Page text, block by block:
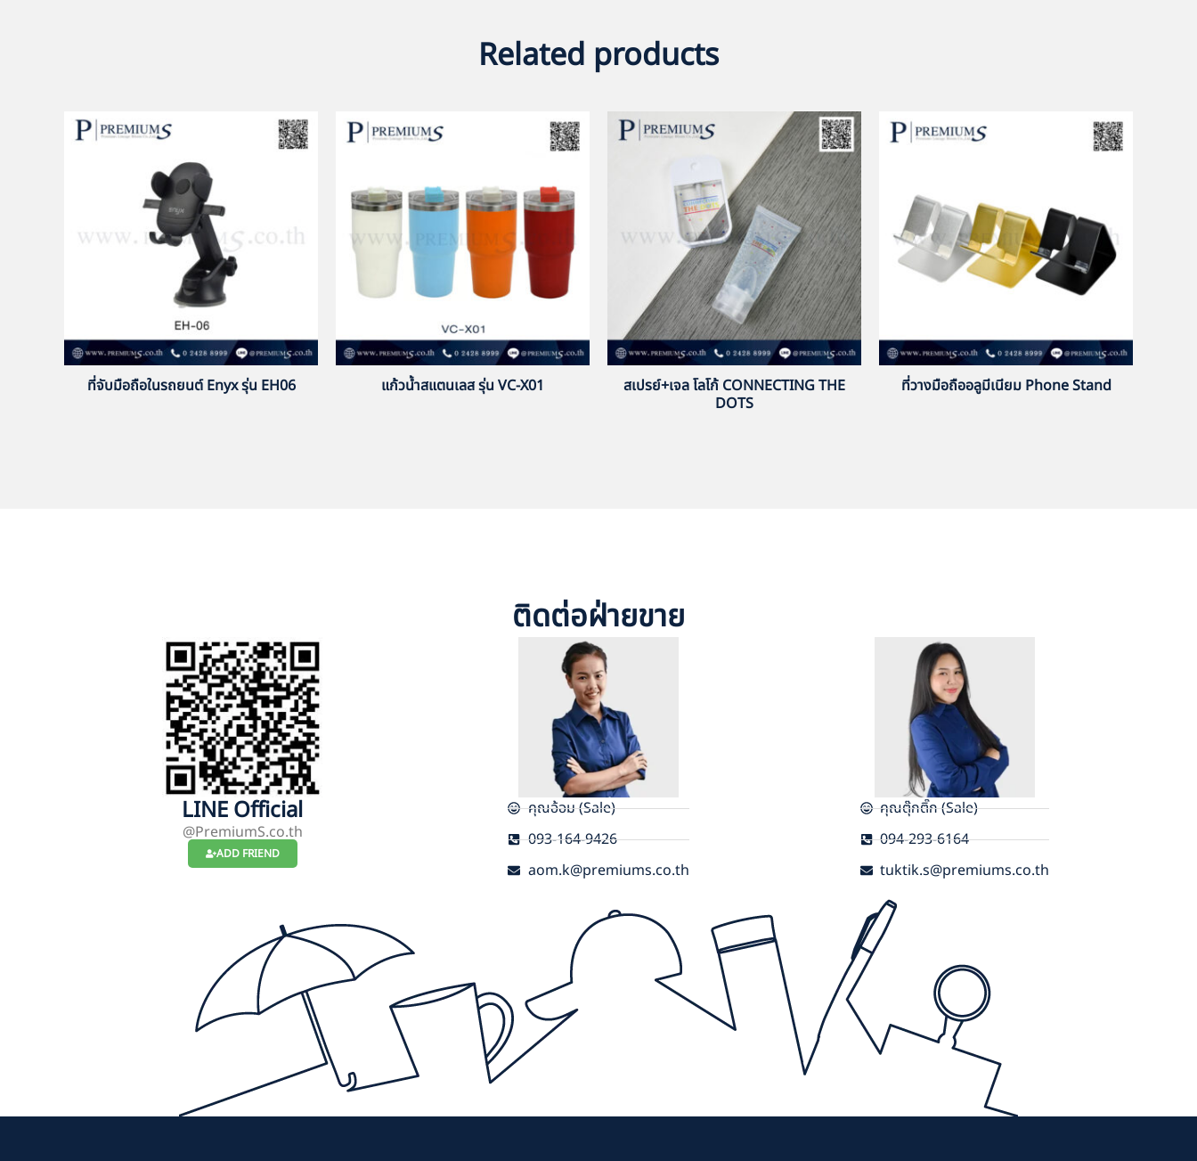
Related products
ที่จับมือถือในรถยนต์ Enyx รุ่น EH06 แก้วน้ำสแตนเลส รุ่น VC-X01
สเปรย์+เจล โลโก้ CONNECTING THE
DOTS
ที่วางมือถืออลูมีเนียม Phone Stand
ติดต่อฝ่ายขาย
LINE Official
@PremiumS.co.th
ADD FRIEND
คุณอ้อม (Sale)
093-164-9426
aom.k@premiums.co.th
คุณตุ๊กติ๊ก (Sale)
094-293-6164
tuktik.s@premiums.co.th